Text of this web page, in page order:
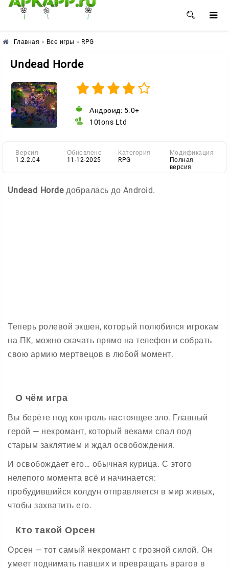
🌸 🌼 🌺
Главная » Все игры » RPG
Undead Horde
Андроид: 5.0+
10tons Ltd
Версия
1.2.2.04
Обновлено
11-12-2025
Категория
RPG
Модификация
Полная
версия
Undead Hordeдобралась до Android.
Теперь ролевой экшен, который полюбился игрокам
на ПК, можно скачать прямо на телефон и собрать
свою армию мертвецов в любой момент.
О чём игра
Вы берёте под контроль настоящее зло. Главный
герой — некромант, который веками спал под
старым заклятием и ждал освобождения.
И освобождает его… обычная курица. С этого
нелепого момента всё и начинается:
пробудившийся колдун отправляется в мир живых,
чтобы захватить его.
Кто такой Орсен
Орсен — тот самый некромант с грозной силой. Он
умеет поднимать павших и превращать врагов в